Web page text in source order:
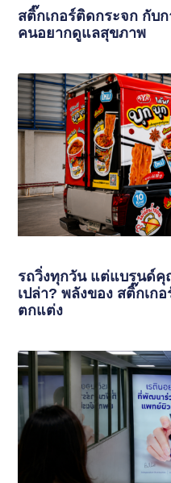
สติ๊กเกอร์ติดกระจก กับ
คนอยากดูแลสุขภาพ
รถวิ่งทุกวัน แต่แบรนด์คุ
เปล่า? พลังของ สติ๊กเก
ตกแต่ง